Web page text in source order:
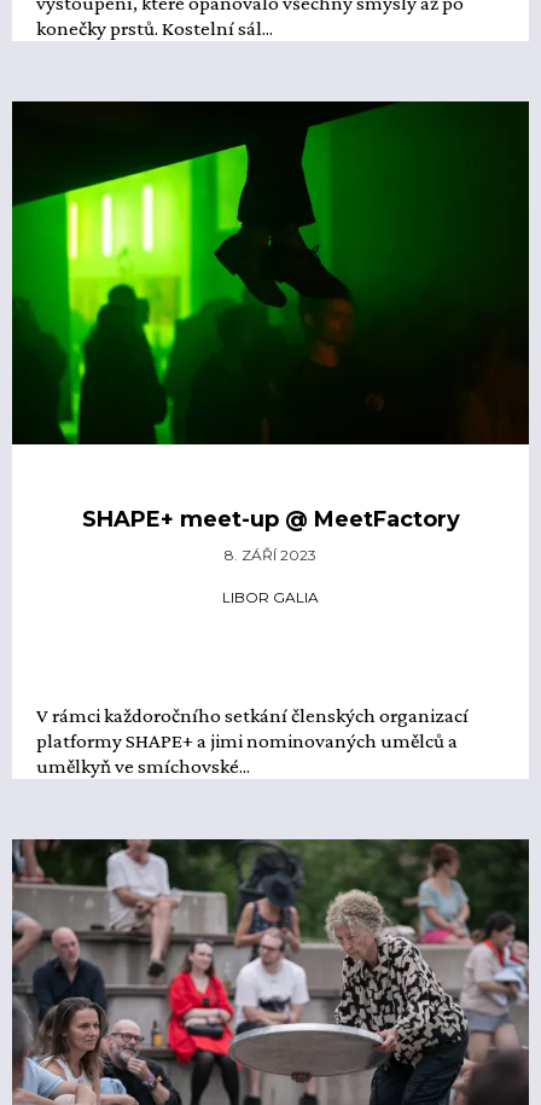
konečky prstů. Kostelní sál...
SHAPE+ meet-up @ MeetFactory
8. ZÁŘÍ 2023
LIBOR GALIA
V rámci každoročního setkání členských organizací
platformy SHAPE+ a jimi nominovaných umělců a
umělkyň ve smíchovské...